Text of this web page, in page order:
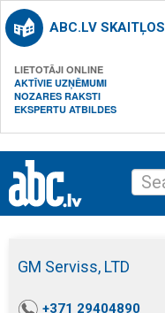
ABC.LV SKAITĻOS
LIETOTĀJI ONLINE
AKTĪVIE UZŅĒMUMI
NOZARES RAKSTI
EKSPERTU ATBILDES
GM Serviss, LTD
+371 29404890